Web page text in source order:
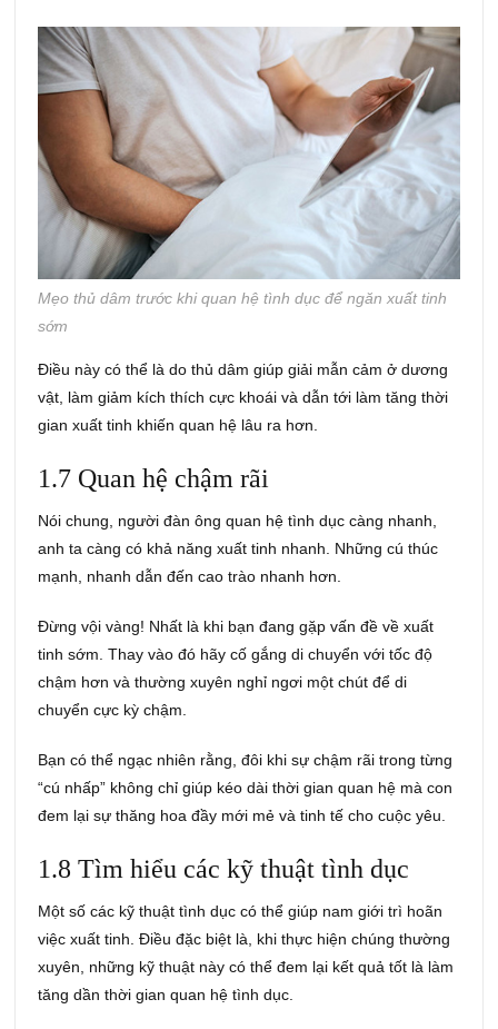
Mẹo thủ dâm trước khi quan hệ tình dục để ngăn xuất tinh
sớm
Điều này có thể là do thủ dâm giúp giải mẫn cảm ở dương
vật, làm giảm kích thích cực khoái và dẫn tới làm tăng thời
gian xuất tinh khiến quan hệ lâu ra hơn.
1.7 Quan hệ chậm rãi
Nói chung, người đàn ông quan hệ tình dục càng nhanh,
anh ta càng có khả năng xuất tinh nhanh. Những cú thúc
mạnh, nhanh dẫn đến cao trào nhanh hơn.
Đừng vội vàng! Nhất là khi bạn đang gặp vấn đề về xuất
tinh sớm. Thay vào đó hãy cố gắng di chuyển với tốc độ
chậm hơn và thường xuyên nghỉ ngơi một chút để di
chuyển cực kỳ chậm.
Bạn có thể ngạc nhiên rằng, đôi khi sự chậm rãi trong từng
“cú nhấp” không chỉ giúp kéo dài thời gian quan hệ mà con
đem lại sự thăng hoa đầy mới mẻ và tinh tế cho cuộc yêu.
1.8 Tìm hiểu các kỹ thuật tình dục
Một số các kỹ thuật tình dục có thể giúp nam giới trì hoãn
việc xuất tinh. Điều đặc biệt là, khi thực hiện chúng thường
xuyên, những kỹ thuật này có thể đem lại kết quả tốt là làm
tăng dần thời gian quan hệ tình dục.